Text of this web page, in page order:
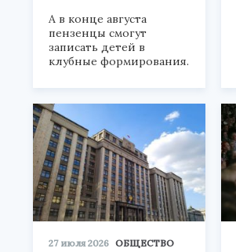
А в конце августа
пензенцы смогут
записать детей в
клубные формирования.
27 июля 2026 ОБЩЕСТВО